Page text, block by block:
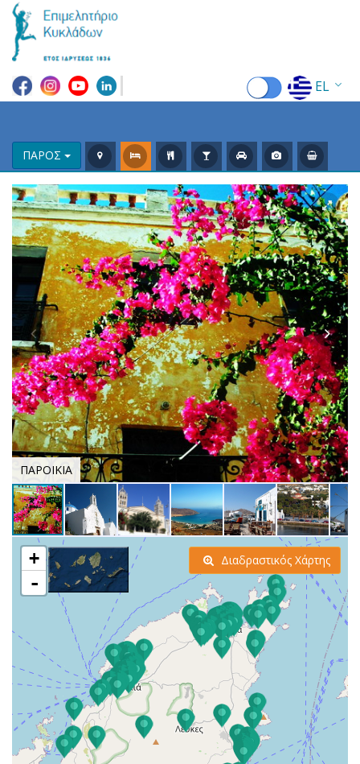
EL
DE
IT
ES
RU
CN
ΠΑΡΟΣ
ΠΑΡΟΙΚΙΑ
+
-
Διαδραστικός Χάρτης